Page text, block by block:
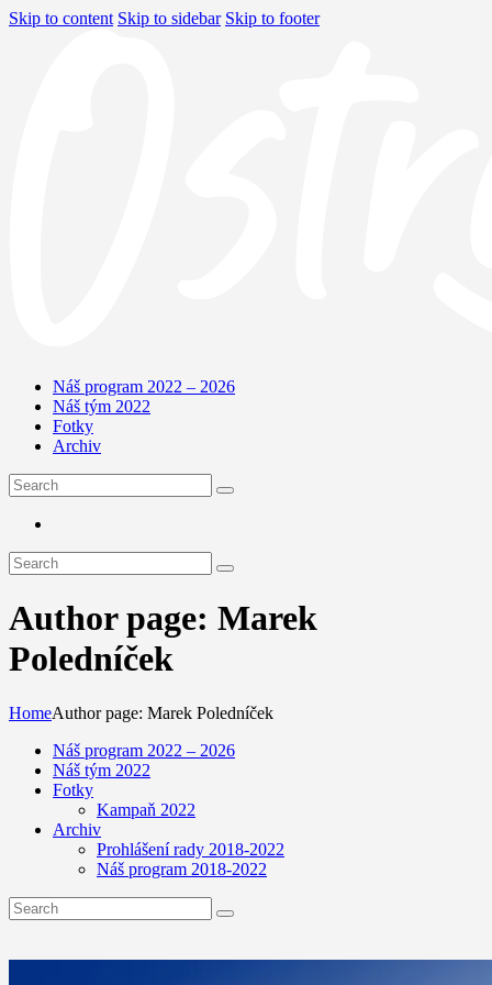
Skip to content Skip to sidebar Skip to footer
Náš program 2022 – 2026
Náš tým 2022
Fotky
Archiv
Author page: Marek
Poledníček
HomeAuthor page: Marek Poledníček
Náš program 2022 – 2026
Náš tým 2022
Fotky
Kampaň 2022
Archiv
Prohlášení rady 2018-2022
Náš program 2018-2022